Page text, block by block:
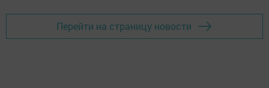
Перейти на страницу новости